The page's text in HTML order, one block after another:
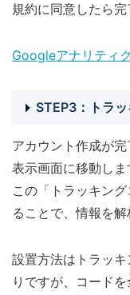
規約に同意したら完
Googleアナリティ
STEP3：トラ
アカウント作成が
表示画面に移動しま
この「トラッキン
ることで、情報を解
設置方法はトラッ
りですが、コード